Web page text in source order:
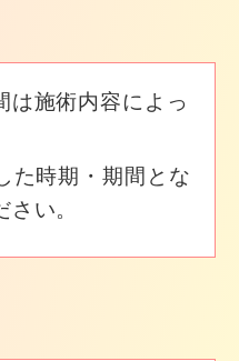
は施術内容によっ
た時期・期間とな
い。